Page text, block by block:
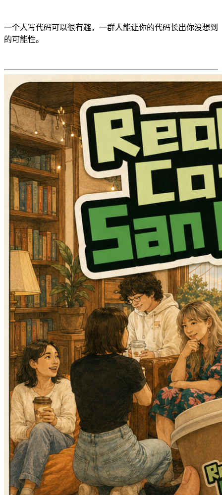
一个人写代码可以很有趣，一群人能让你的代码长出你没想到
的可能性。